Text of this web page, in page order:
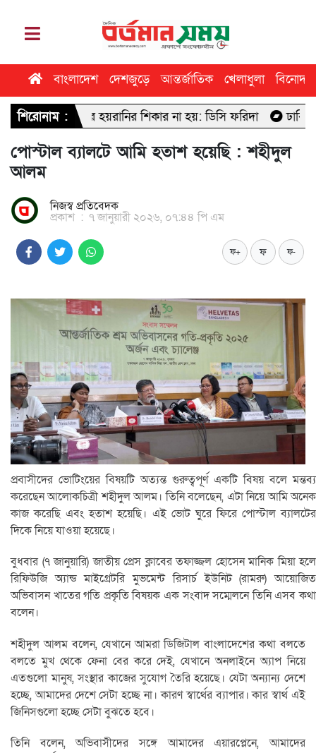
বাংলাদেশ দেশজুড়ে আন্তর্জাতিক খেলাধুলা বিনোদন
শিরোনাম :
হয়রানির শিকার না হয়: ডিসি ফরিদা ঢাবি সাংবাদিকতা
পোস্টাল ব্যালটে আমি হতাশ হয়েছি : শহীদুল
আলম
নিজস্ব প্রতিবেদক
প্রকাশ : ৭ জানুয়ারী ২০২৬, ০৭:৪৪ পি এম
ফ+ ফ ফ-
প্রবাসীদের ভোটিংয়ের বিষয়টি অত্যন্ত গুরুত্বপূর্ণ একটি বিষয় বলে মন্তব্য
করেছেন আলোকচিত্রী শহীদুল আলম। তিনি বলেছেন, এটা নিয়ে আমি অনেক
কাজ করেছি এবং হতাশ হয়েছি। এই ভোট ঘুরে ফিরে পোস্টাল ব্যালটের
দিকে নিয়ে যাওয়া হয়েছে।
বুধবার (৭ জানুয়ারি) জাতীয় প্রেস ক্লাবের তফাজ্জল হোসেন মানিক মিয়া হলে
রিফিউজি অ্যান্ড মাইগ্রেটরি মুভমেন্ট রিসার্চ ইউনিট (রামরু) আয়োজিত
অভিবাসন খাতের গতি প্রকৃতি বিষয়ক এক সংবাদ সম্মেলনে তিনি এসব কথা
বলেন।
শহীদুল আলম বলেন, যেখানে আমরা ডিজিটাল বাংলাদেশের কথা বলতে
বলতে মুখ থেকে ফেনা বের করে দেই, যেখানে অনলাইনে অ্যাপ নিয়ে
এতগুলো মানুষ, সংস্থার কাজের সুযোগ তৈরি হয়েছে। যেটা অন্যান্য দেশে
হচ্ছে, আমাদের দেশে সেটা হচ্ছে না। কারণ স্বার্থের ব্যাপার। কার স্বার্থ এই
জিনিসগুলো হচ্ছে সেটা বুঝতে হবে।
তিনি বলেন, অভিবাসীদের সঙ্গে আমাদের এয়ারপ্লেনে, আমাদের